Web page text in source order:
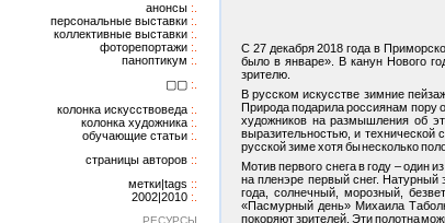
анонсы
персональные выставки
коллективные выставки
фоторепортажи
паноптикум
▢▢
колонка искусствоведа
колонка художника
обучающие статьи
страницы авторов
метки|tags
2002|2010
РЕСУРСЫ
С 27 декабря 2018 года в
было в январе». В канун Нового
зрителю.
В русском искусстве зимние
Природа подарила россиянам пору
художников на размышления об
выразительностью, и технической
русской зиме хотя бы несколько
Мотив первого снега в году – один
на пленэре первый снег. Натурный
года, солнечный, морозный,
«Пасмурный день» Михаила
покоряют зрителей. Эти полотна